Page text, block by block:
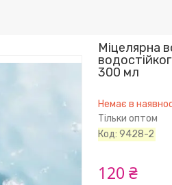
Міцелярна
300 мл
Немає в
Тільки оптом
Код:9428-2
120 ₴